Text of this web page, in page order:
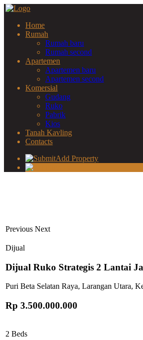
Home
Rumah
Rumah baru
Rumah second
Apartemen
Apartemen baru
Apartemen second
Komersial
Gudang
Ruko
Pabrik
Kios
Tanah Kavling
Contacts
Add Property
Previous Next
Dijual
Dijual Ruko Strategis 2 Lantai
Puri Beta Selatan Raya, Larangan Utara,
Rp 3.500.000.000
2 Beds